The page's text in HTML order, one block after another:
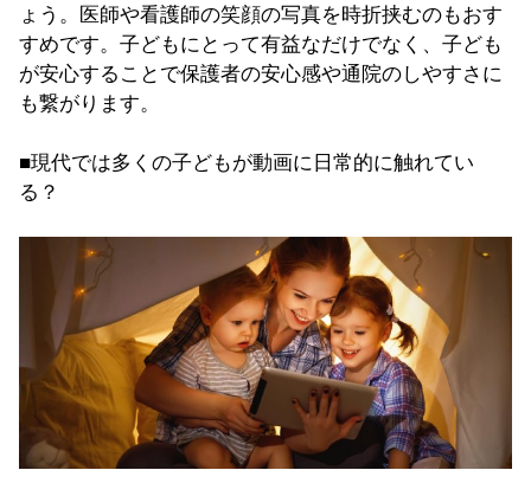
ょう。医師や看護師の笑顔の写真を時折挟むのもおす
すめです。子どもにとって有益なだけでなく、子ども
が安心することで保護者の安心感や通院のしやすさに
も繋がります。
■現代では多くの子どもが動画に日常的に触れてい
る？